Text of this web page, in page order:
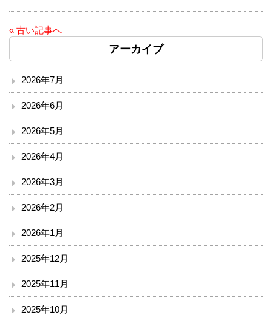
医事課
薬剤部
リハビリテーション
放射線科
栄養課
臨床工学技術課
訪問看護ステーション
« 古い記事へ
アーカイブ
2026年7月
2026年6月
2026年5月
2026年4月
2026年3月
2026年2月
2026年1月
2025年12月
2025年11月
2025年10月